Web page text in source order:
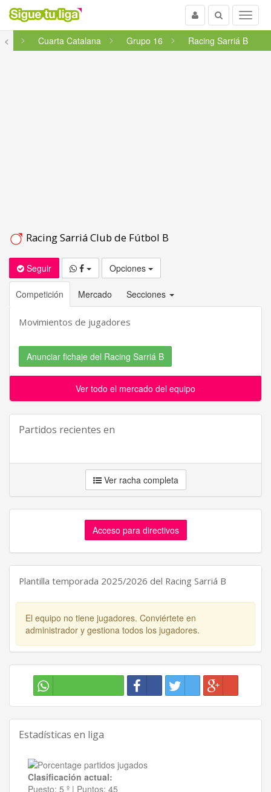
Menu
Buscar
Usuario
<
Cuarta Catalana Grupo 16 Racing Sarriá B
Racing Sarriá Club de Fútbol B
Seguir Opciones
Competición Mercado Secciones
Movimientos de jugadores
Anunciar fichaje del Racing Sarriá B
Ver todo el mercado del equipo
Partidos recientes en
Ver racha completa
Acceso para directivos
Plantilla temporada 2025/2026 del Racing Sarriá B
El equipo no tiene jugadores. Conviértete en
administrador y gestiona todos los jugadores.
Estadísticas en liga
Clasificación actual:
Puesto: 5 º | Puntos: 45